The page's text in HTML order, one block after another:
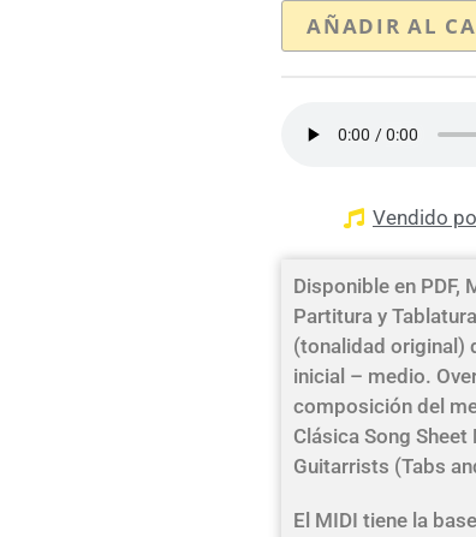
AÑADIR AL
Vendido
Disponible en PDF,
Partitura y
(tonalidad original)
inicial – medio.
composición del
Clásica Song
Guitarrists (Tabs
El MIDI tiene la